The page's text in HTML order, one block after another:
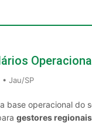
Jau/SP
base operacional do
gestores regionais